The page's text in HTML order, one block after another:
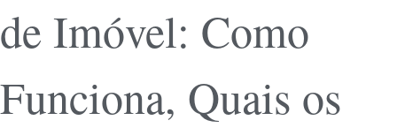
de Imóvel: Como
Funciona, Quais os